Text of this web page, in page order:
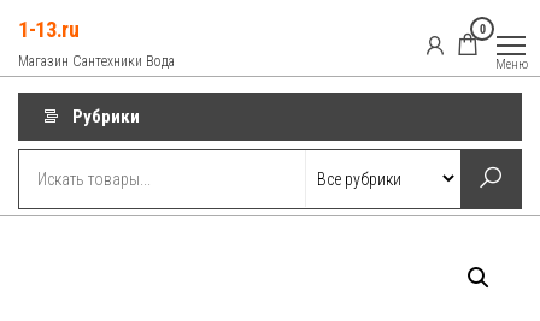
содержимому
1-13.ru
Магазин Сантехники Вода
0
Меню
Рубрики